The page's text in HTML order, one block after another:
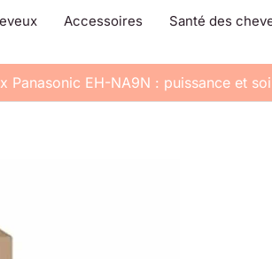
Accessoires
Santé des
Panasonic EH-NA9N : puissance et